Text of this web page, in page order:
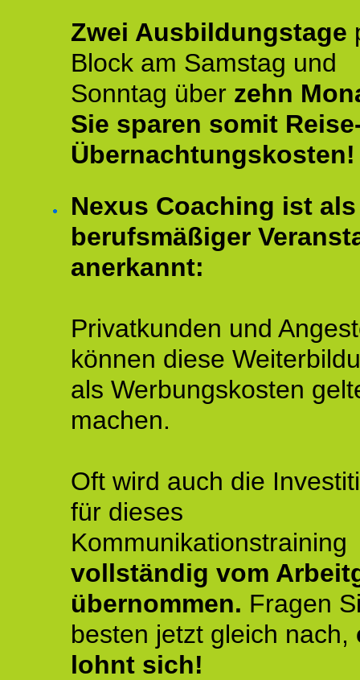
Zwei Ausbildungstage
Block am Samstag und
Sonntag über zehn
Sie sparen somit
Übernachtungskosten!
Nexus Coaching ist als
berufsmäßiger
anerkannt:
Privatkunden und
können diese
als Werbungskosten
machen.
Oft wird auch die
für dieses
Kommunikationstraining
vollständig vom
übernommen. Fragen
besten jetzt gleich nach,
lohnt sich!